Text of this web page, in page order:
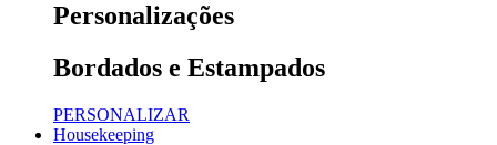
Personalizações
Bordados e Estampados
PERSONALIZAR
Housekeeping